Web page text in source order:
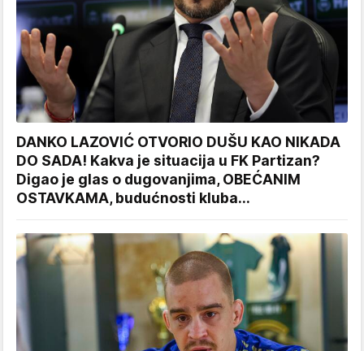
DANKO LAZOVIĆ OTVORIO DUŠU KAO NIKADA
DO SADA! Kakva je situacija u FK Partizan?
Digao je glas o dugovanjima, OBEĆANIM
OSTAVKAMA, budućnosti kluba...